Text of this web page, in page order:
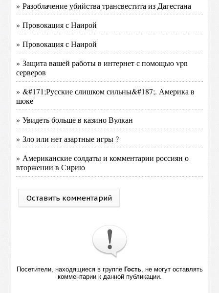
» Разоблачение убийства трансвестита из Дагестана
» Провокация с Наирой
» Провокация с Наирой
» Защита вашей работы в интернет с помощью vpn
серверов
» &#171;Русские слишком сильны&#187;. Америка в
шоке
» Увидеть больше в казино Вулкан
» Зло или нет азартные игры ?
» Американские солдаты и комментарии россиян о
вторжении в Сирию
Оставить комментарий
Посетители, находящиеся в группе Гость, не могут оставлять
комментарии к данной публикации.